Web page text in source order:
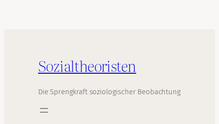
Sozialtheoristen
Die Sprengkraft soziologischer Beobachtung